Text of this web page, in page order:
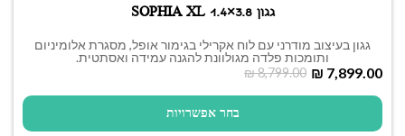
גגון SOPHIA XL 1.4×3.8
גגון בעיצוב מודרני עם לוח אקרילי בגימור אופל, מסגרת אלומיניום
ותומכות פלדה מגולוונת להגנה עמידה ואסתטית.
₪8,799.00 ₪ 7,899.00
בחר אפשרויות